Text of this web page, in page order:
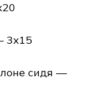
3х15
сидя —